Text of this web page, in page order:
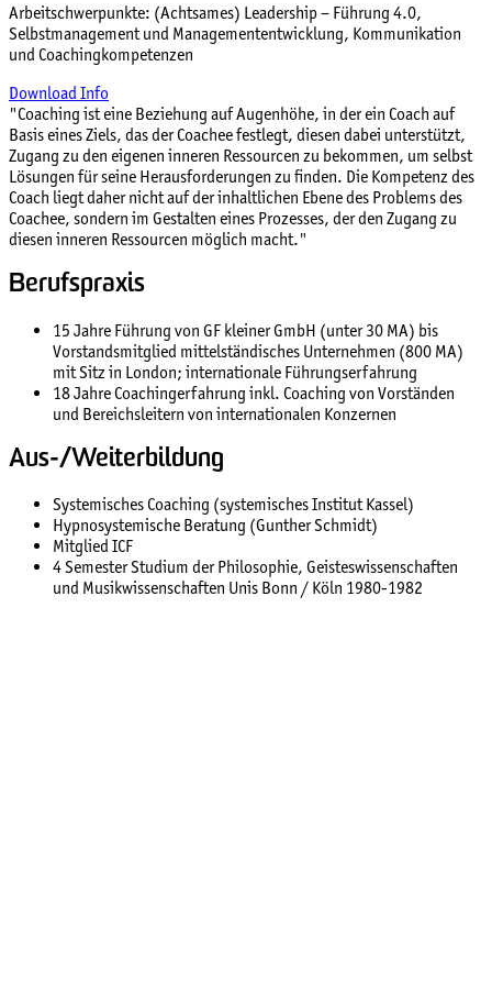
Arbeitschwerpunkte: (Achtsames) Leadership – Führung 4.0,
Selbstmanagement und Managemententwicklung, Kommunikation
und Coachingkompetenzen
Download Info
"Coaching ist eine Beziehung auf Augenhöhe, in der ein Coach auf
Basis eines Ziels, das der Coachee festlegt, diesen dabei unterstützt,
Zugang zu den eigenen inneren Ressourcen zu bekommen, um selbst
Lösungen für seine Herausforderungen zu finden. Die Kompetenz des
Coach liegt daher nicht auf der inhaltlichen Ebene des Problems des
Coachee, sondern im Gestalten eines Prozesses, der den Zugang zu
diesen inneren Ressourcen möglich macht."
Berufspraxis
15 Jahre Führung von GF kleiner GmbH (unter 30 MA) bis
Vorstandsmitglied mittelständisches Unternehmen (800 MA)
mit Sitz in London; internationale Führungserfahrung
18 Jahre Coachingerfahrung inkl. Coaching von Vorständen
und Bereichsleitern von internationalen Konzernen
Aus-/Weiterbildung
Systemisches Coaching (systemisches Institut Kassel)
Hypnosystemische Beratung (Gunther Schmidt)
Mitglied ICF
4 Semester Studium der Philosophie, Geisteswissenschaften
und Musikwissenschaften Unis Bonn / Köln 1980-1982